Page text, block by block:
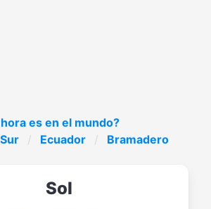
es en el mundo?
Ecuador Bramadero
Sol